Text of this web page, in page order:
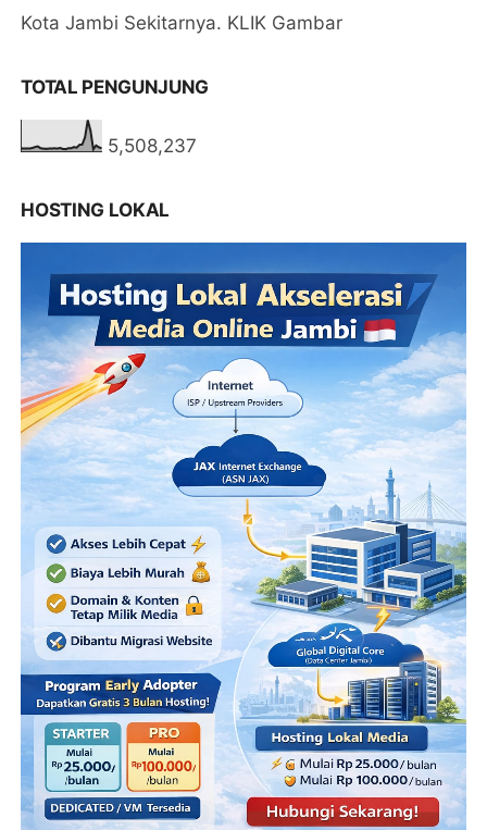
Kota Jambi Sekitarnya. KLIK Gambar
TOTAL PENGUNJUNG
5,508,237
HOSTING LOKAL